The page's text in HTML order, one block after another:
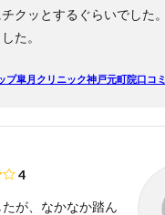
クッとするぐらいでした。
た。
プ皐月クリニック神戸元町院口コミ
4
が、なかなか踏ん